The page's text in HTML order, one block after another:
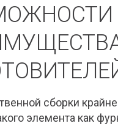
сборки
элемента как